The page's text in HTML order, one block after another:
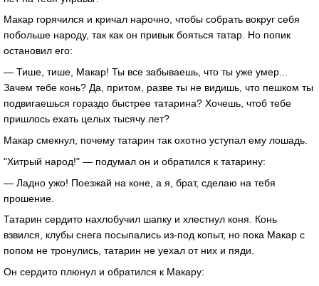
Макар горячился и кричал нарочно, чтобы собрать вокруг себя
побольше народу, так как он привык бояться татар. Но попик
остановил его:
— Тише, тише, Макар! Ты все забываешь, что ты уже умер...
Зачем тебе конь? Да, притом, разве ты не видишь, что пешком ты
подвигаешься гораздо быстрее татарина? Хочешь, чтоб тебе
пришлось ехать целых тысячу лет?
Макар смекнул, почему татарин так охотно уступал ему лошадь.
"Хитрый народ!" — подумал он и обратился к татарину:
— Ладно ужо! Поезжай на коне, а я, брат, сделаю на тебя
прошение.
Татарин сердито нахлобучил шапку и хлестнул коня. Конь
взвился, клубы снега посыпались из-под копыт, но пока Макар с
попом не тронулись, татарин не уехал от них и пяди.
Он сердито плюнул и обратился к Макару: